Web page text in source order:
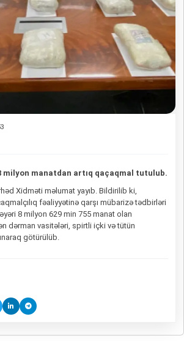
milyon manatdan artıq qaçaqmal tutulub.
Xidməti məlumat yayıb. Bildirilib ki,
fəaliyyətinə qarşı mübarizə tədbirləri
8 milyon 629 min 755 manat оlan
dərman vasitələri, spirtli içki və tütün
götürülüb.